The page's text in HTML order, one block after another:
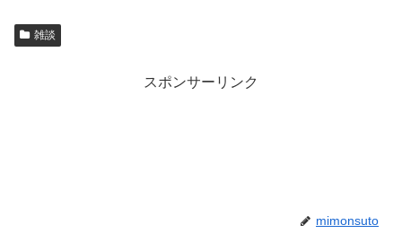
雑談
スポンサーリンク
mimonsuto